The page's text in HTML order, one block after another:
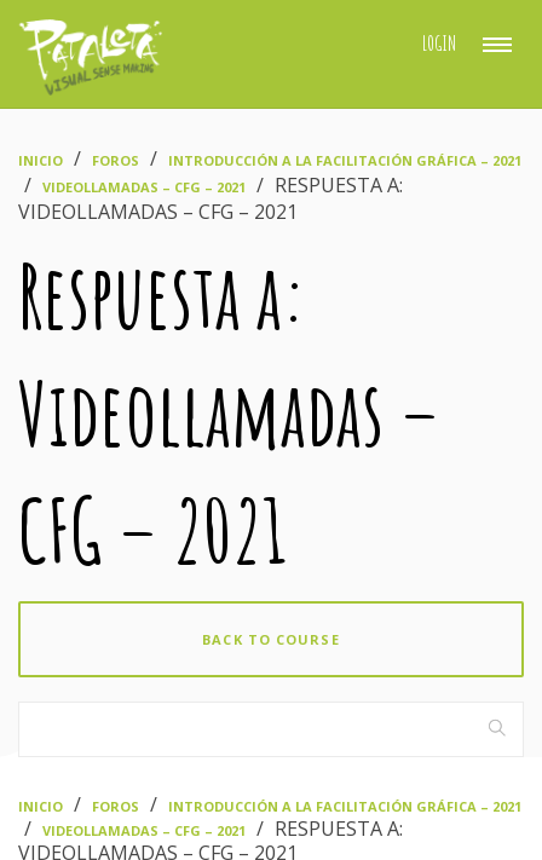
LOGIN
INICIO FOROS INTRODUCCIÓN A LA FACILITACIÓN GRÁFICA – 2021
VIDEOLLAMADAS – CFG – 2021
RESPUESTA A:
VIDEOLLAMADAS – CFG – 2021
Respuesta a:
Videollamadas –
CFG – 2021
BACK TO COURSE
INICIO FOROS INTRODUCCIÓN A LA FACILITACIÓN GRÁFICA – 2021
VIDEOLLAMADAS – CFG – 2021
RESPUESTA A:
VIDEOLLAMADAS – CFG – 2021